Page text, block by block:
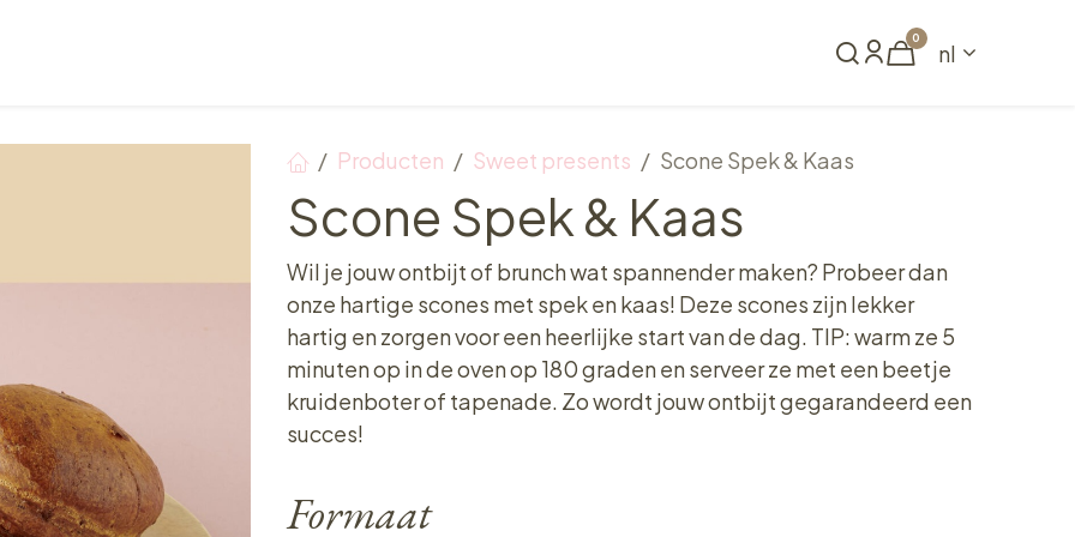
0
nl
Producten Sweet presents Scone Spek & Kaas
Scone Spek & Kaas
Wil je jouw ontbijt of brunch wat spannender maken? Probeer dan
onze hartige scones met spek en kaas! Deze scones zijn lekker
hartig en zorgen voor een heerlijke start van de dag. TIP: warm ze 5
minuten op in de oven op 180 graden en serveer ze met een beetje
kruidenboter of tapenade. Zo wordt jouw ontbijt gegarandeerd een
succes!
Formaat